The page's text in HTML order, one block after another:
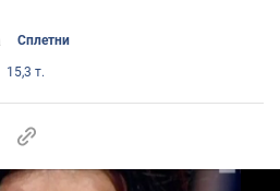
Сплетни
15,3 т.